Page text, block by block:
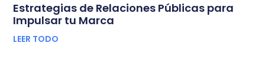
Estrategias de Relaciones Públicas para
Impulsar tu Marca
LEER TODO